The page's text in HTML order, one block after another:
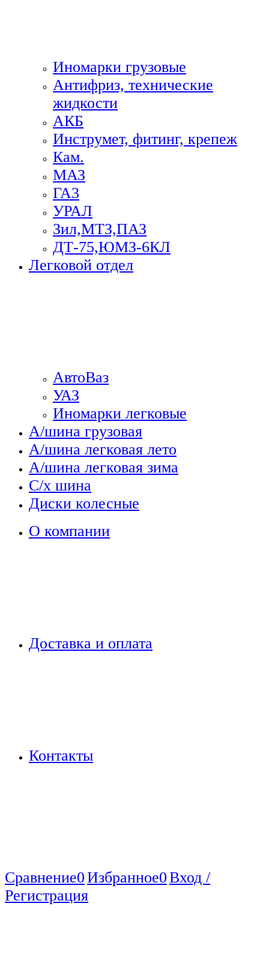
Иномарки грузовые
Антифриз, технические
жидкости
АКБ
Инструмет, фитинг, крепеж
Кам.
МАЗ
ГА3
УРАЛ
Зил,МТЗ,ПАЗ
ДТ-75,ЮМЗ-6КЛ
Легковой отдел
АвтоВаз
УАЗ
Иномарки легковые
А/шина грузовая
А/шина легковая лето
А/шина легковая зима
С/х шина
Диски колесные
О компании
Доставка и оплата
Контакты
Сравнение0Избранное0Вход /
Регистрация